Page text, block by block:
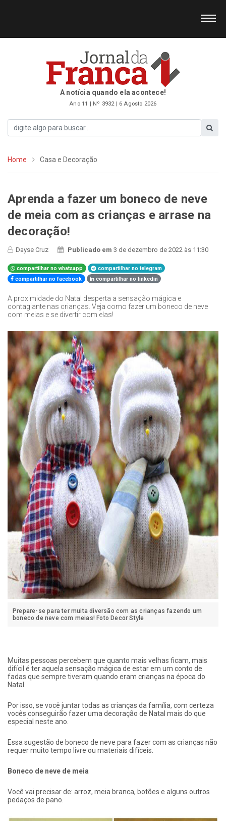
A notícia quando ela acontece!
Ano 11 | Nº 3932 | 6 Agosto 2026
Home Casa e Decoração
Aprenda a fazer um boneco de neve
de meia com as crianças e arrase na
decoração!
Dayse Cruz Publicado em3 de dezembro de 2022 às 11:30
compartilhar no whatsapp
compartilhar no telegram
compartilhar no facebook
compartilhar no linkedin
A proximidade do Natal desperta a sensação mágica e
contagiante nas crianças. Veja como fazer um boneco de neve
com meias e se divertir com elas!
Prepare-se para ter muita diversão com as crianças fazendo um
boneco de neve com meias! Foto Decor Style
Muitas pessoas percebem que quanto mais velhas ficam, mais
difícil é ter aquela sensação mágica de estar em um conto de
fadas que sempre tiveram quando eram crianças na época do
Natal.
Por isso, se você juntar todas as crianças da família, com certeza
vocês conseguirão fazer uma decoração de Natal mais do que
especial neste ano.
Essa sugestão de boneco de neve para fazer com as crianças não
requer muito tempo livre ou materiais difíceis.
Boneco de neve de meia
Você vai precisar de: arroz, meia branca, botões e alguns outros
pedaços de pano.